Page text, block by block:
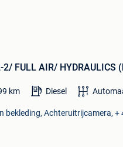
FULL AIR/ HYDRAULICS
km Diesel
bekleding, Achteruitrijcamera, +